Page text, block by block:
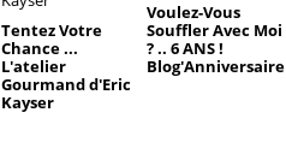
Tentez Votre
Chance ...
L'atelier
Gourmand d'Eric
Kayser
Voulez-Vous
Souffler Avec Moi
? .. 6 ANS !
Blog'Anniversaire